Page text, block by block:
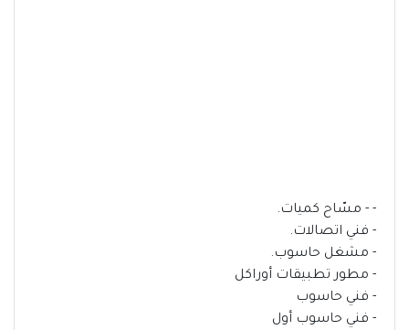
- - مسّاح كميات.
- فني اتصالات.
- مشغل حاسوب.
- مطور تطبيقات أوراكل
- فني حاسوب
- فني حاسوب أول